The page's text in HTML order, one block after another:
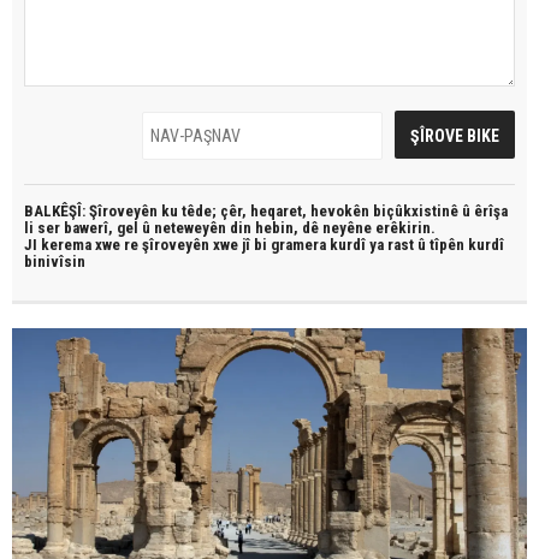
BALKÊŞÎ: Şîroveyên ku têde; çêr, heqaret, hevokên biçûkxistinê û êrîşa
li ser bawerî, gel û neteweyên din hebin, dê neyêne erêkirin.
JI kerema xwe re şîroveyên xwe jî bi gramera kurdî ya rast û tîpên kurdî
binivîsin